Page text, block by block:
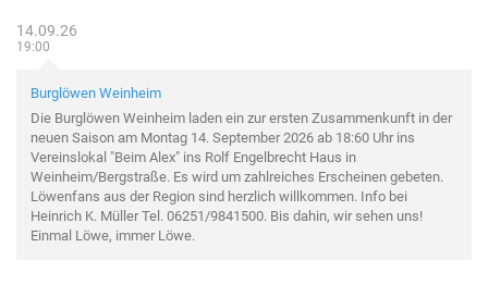
14.09.26
19:00
Burglöwen Weinheim
Die Burglöwen Weinheim laden ein zur ersten Zusammenkunft in der
neuen Saison am Montag 14. September 2026 ab 18:60 Uhr ins
Vereinslokal "Beim Alex" ins Rolf Engelbrecht Haus in
Weinheim/Bergstraße. Es wird um zahlreiches Erscheinen gebeten.
Löwenfans aus der Region sind herzlich willkommen. Info bei
Heinrich K. Müller Tel. 06251/9841500. Bis dahin, wir sehen uns!
Einmal Löwe, immer Löwe.